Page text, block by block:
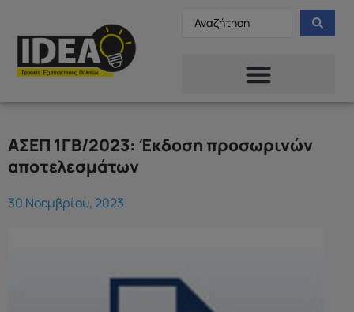
ΑΣΕΠ 1ΓΒ/2023: Έκδοση προσωρινών
αποτελεσμάτων
30 Νοεμβρίου, 2023